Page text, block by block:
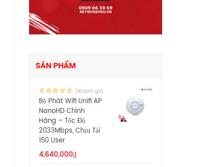
SẢN PHẨM
0Đánh giá
Bộ Phát Wifi Unifi AP
NanoHD Chính
Hãng – Tốc Độ
2033Mbps, Chịu Tải
150 User
4,640,000₫